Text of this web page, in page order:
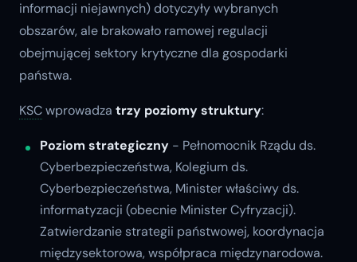
informacji niejawnych) dotyczyły wybranych
obszarów, ale brakowało ramowej regulacji
obejmującej sektory krytyczne dla gospodarki
państwa.
KSCwprowadza trzy poziomy struktury:
Poziom strategiczny - Pełnomocnik Rządu ds.
Cyberbezpieczeństwa, Kolegium ds.
Cyberbezpieczeństwa, Minister właściwy ds.
informatyzacji (obecnie Minister Cyfryzacji).
Zatwierdzanie strategii państwowej, koordynacja
międzysektorowa, współpraca międzynarodowa.